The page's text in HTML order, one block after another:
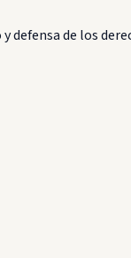
de los